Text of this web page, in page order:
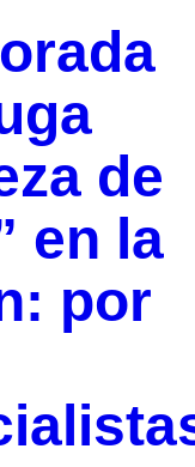
de
en la
por